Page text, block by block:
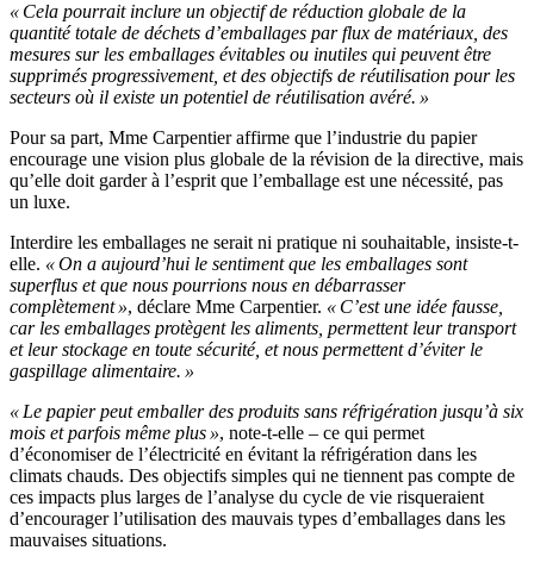
« Cela pourrait inclure un objectif de réduction globale de la
quantité totale de déchets d’emballages par flux de matériaux, des
mesures sur les emballages évitables ou inutiles qui peuvent être
supprimés progressivement, et des objectifs de réutilisation pour les
secteurs où il existe un potentiel de réutilisation avéré. »
Pour sa part, Mme Carpentier affirme que l’industrie du papier
encourage une vision plus globale de la révision de la directive, mais
qu’elle doit garder à l’esprit que l’emballage est une nécessité, pas
un luxe.
Interdire les emballages ne serait ni pratique ni souhaitable, insiste-t-
elle. « On a aujourd’hui le sentiment que les emballages sont
superflus et que nous pourrions nous en débarrasser
complètement », déclare Mme Carpentier. « C’est une idée fausse,
car les emballages protègent les aliments, permettent leur transport
et leur stockage en toute sécurité, et nous permettent d’éviter le
gaspillage alimentaire. »
« Le papier peut emballer des produits sans réfrigération jusqu’à six
mois et parfois même plus », note-t-elle – ce qui permet
d’économiser de l’électricité en évitant la réfrigération dans les
climats chauds. Des objectifs simples qui ne tiennent pas compte de
ces impacts plus larges de l’analyse du cycle de vie risqueraient
d’encourager l’utilisation des mauvais types d’emballages dans les
mauvaises situations.